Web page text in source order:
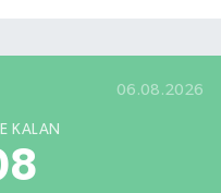
06.08.2026
KALAN